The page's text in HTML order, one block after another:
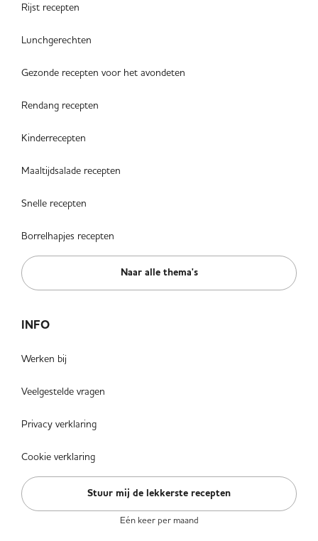
Rijst recepten
Lunchgerechten
Gezonde recepten voor het avondeten
Rendang recepten
Kinderrecepten
Maaltijdsalade recepten
Snelle recepten
Borrelhapjes recepten
Naar alle thema's
INFO
Werken bij
Veelgestelde vragen
Privacy verklaring
Cookie verklaring
Stuur mij de lekkerste recepten
Eén keer per maand